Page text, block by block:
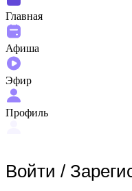
Главная
Афиша
Эфир
Профиль
Войти /